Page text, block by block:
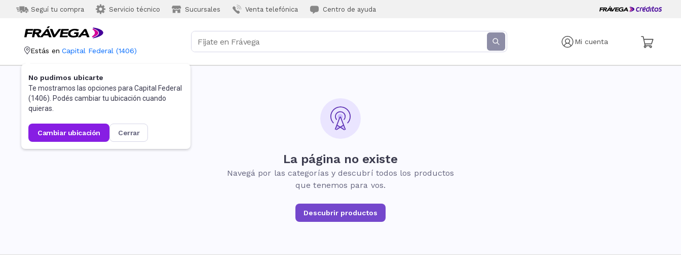
Seguí tu compra Servicio técnico Sucursales Venta telefónica Centro de ayuda
Mi cuenta
Estás en Capital Federal (1406)
No pudimos ubicarte
Te mostramos las opciones para Capital Federal
(1406). Podés cambiar tu ubicación cuando
quieras.
cambiar ubicación cerrar
La página no existe
Navegá por las categorías y descubrí todos los productos
que tenemos para vos.
Descubrir productos